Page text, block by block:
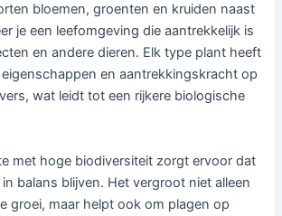
bloemen, groenten en kruiden naast
je een leefomgeving die aantrekkelijk is
en andere dieren. Elk type plant heeft
en aantrekkingskracht op
wat leidt tot een rijkere biologische
met hoge biodiversiteit zorgt ervoor dat
balans blijven. Het vergroot niet alleen
groei, maar helpt ook om plagen op